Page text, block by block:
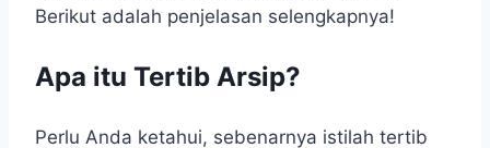
Berikut adalah penjelasan selengkapnya!
Apa itu Tertib Arsip?
Perlu Anda ketahui, sebenarnya istilah tertib